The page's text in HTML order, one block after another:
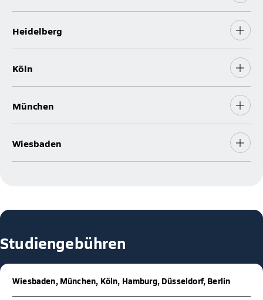
Heidelberg
Köln
München
Wiesbaden
Studiengebühren
Wiesbaden, München, Köln, Hamburg, Düsseldorf, Berlin